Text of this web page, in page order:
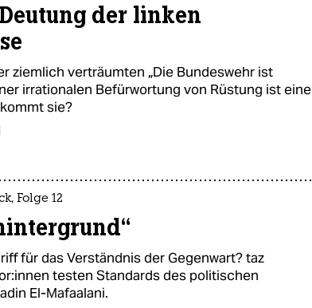
der linken
ziemlich verträumten „Die Bundeswehr ist
irrationalen Befürwortung von Rüstung ist eine
sie?
Folge 12
für das Verständnis der Gegenwart? taz
testen Standards des politischen
El-Mafaalani.